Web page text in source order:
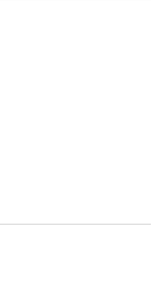
。他们对亲属既